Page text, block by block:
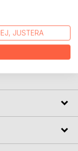
the dilemmas
JUSTERA